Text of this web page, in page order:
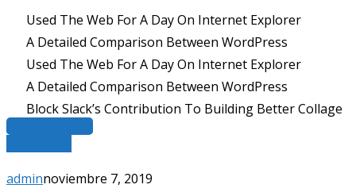
Used The Web For A Day On Internet Explorer
A Detailed Comparison Between WordPress
Used The Web For A Day On Internet Explorer
A Detailed Comparison Between WordPress
Block Slack’s Contribution To Building Better Collage
OUR COURSES
adminnoviembre 7, 2019